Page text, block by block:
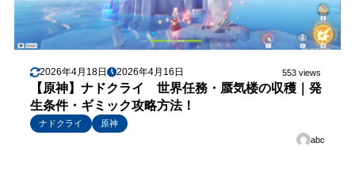
2026年4月18日 2026年4月16日 553 views
【原神】ナドクライ 世界任務・蜃気楼の収穫｜発
生条件・ギミック攻略方法！
ナドクライ
原神
abc